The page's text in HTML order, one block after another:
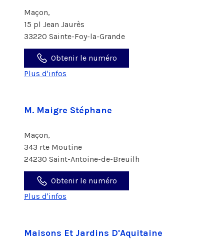
Maçon,
15 pl Jean Jaurès
33220 Sainte-Foy-la-Grande
Obtenir le numéro
Plus d'infos
M. Maigre Stéphane
Maçon,
343 rte Moutine
24230 Saint-Antoine-de-Breuilh
Obtenir le numéro
Plus d'infos
Maisons Et Jardins D'Aquitaine